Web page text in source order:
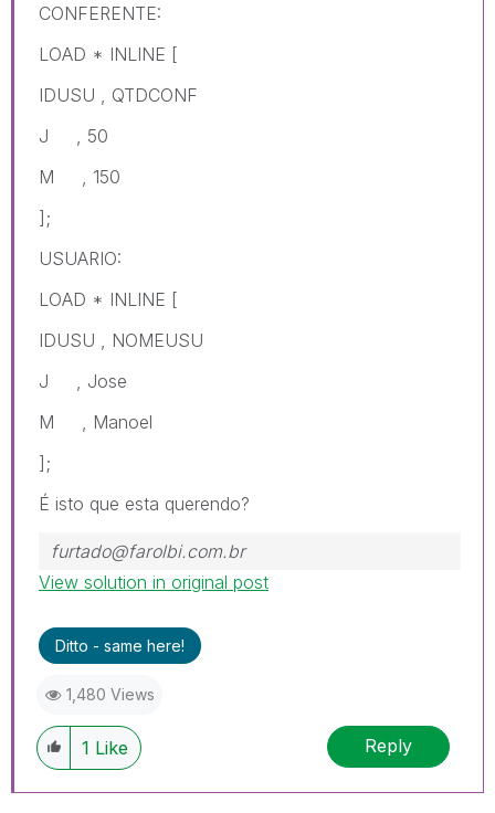
CONFERENTE:
LOAD * INLINE [
IDUSU , QTDCONF
J , 50
M , 150
];
USUARIO:
LOAD * INLINE [
IDUSU , NOMEUSU
J , Jose
M , Manoel
];
É isto que esta querendo?
furtado@farolbi.com.br
View solution in original post
Ditto - same here!
1,480 Views
1 Like Reply